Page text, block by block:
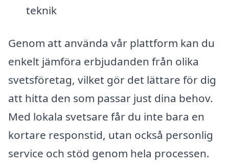
teknik
Genom att använda vår plattform kan du
enkelt jämföra erbjudanden från olika
svetsföretag, vilket gör det lättare för dig
att hitta den som passar just dina behov.
Med lokala svetsare får du inte bara en
kortare responstid, utan också personlig
service och stöd genom hela processen.